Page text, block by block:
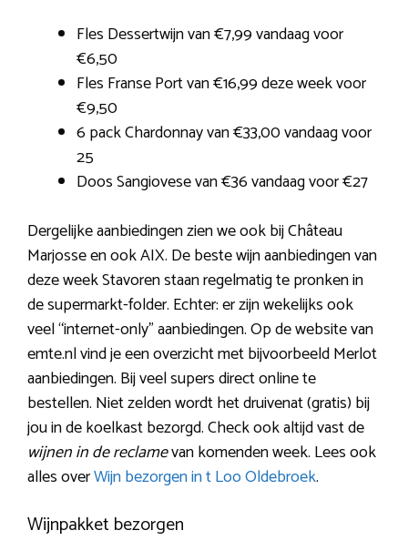
Fles Dessertwijn van €7,99 vandaag voor
€6,50
Fles Franse Port van €16,99 deze week voor
€9,50
6 pack Chardonnay van €33,00 vandaag voor
25
Doos Sangiovese van €36 vandaag voor €27
Dergelijke aanbiedingen zien we ook bij Château
Marjosse en ook AIX. De beste wijn aanbiedingen van
deze week Stavoren staan regelmatig te pronken in
de supermarkt-folder. Echter: er zijn wekelijks ook
veel “internet-only” aanbiedingen. Op de website van
emte.nl vind je een overzicht met bijvoorbeeld Merlot
aanbiedingen. Bij veel supers direct online te
bestellen. Niet zelden wordt het druivenat (gratis) bij
jou in de koelkast bezorgd. Check ook altijd vast de
wijnen in de reclamevan komenden week. Lees ook
alles overWijn bezorgen in t Loo Oldebroek.
Wijnpakket bezorgen